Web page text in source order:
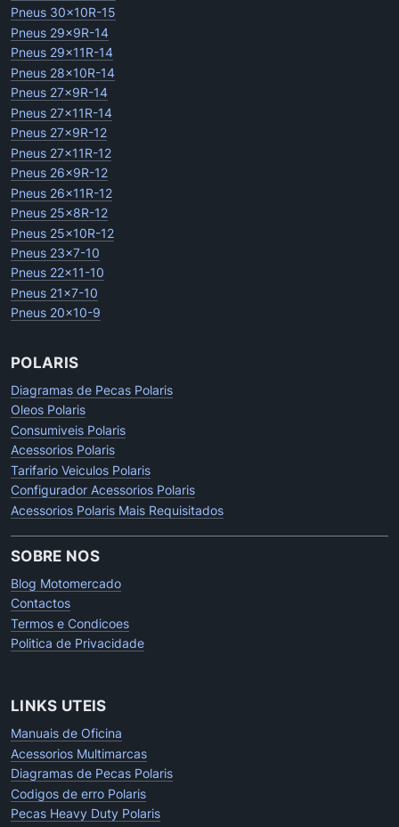
Pneus 30x10R-15
Pneus 29x9R-14
Pneus 29x11R-14
Pneus 28x10R-14
Pneus 27x9R-14
Pneus 27x11R-14
Pneus 27x9R-12
Pneus 27x11R-12
Pneus 26x9R-12
Pneus 26x11R-12
Pneus 25x8R-12
Pneus 25x10R-12
Pneus 23x7-10
Pneus 22x11-10
Pneus 21x7-10
Pneus 20x10-9
POLARIS
Diagramas de Pecas Polaris
Oleos Polaris
Consumiveis Polaris
Acessorios Polaris
Tarifario Veiculos Polaris
Configurador Acessorios Polaris
Acessorios Polaris Mais Requisitados
SOBRE NOS
Blog Motomercado
Contactos
Termos e Condicoes
Politica de Privacidade
LINKS UTEIS
Manuais de Oficina
Acessorios Multimarcas
Diagramas de Pecas Polaris
Codigos de erro Polaris
Pecas Heavy Duty Polaris